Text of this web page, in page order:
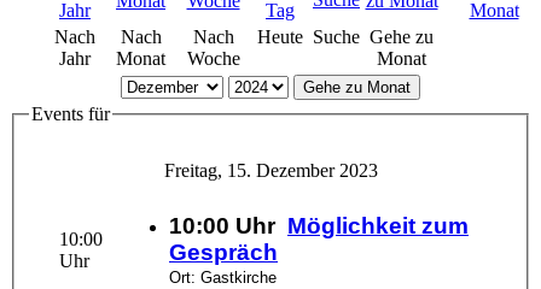
Nach
Jahr
Nach
Monat
Nach
Woche
Heute Suche Gehe zu
Monat
Gehe zu Monat
Events für
Freitag, 15. Dezember 2023
10:00
Uhr
10:00 Uhr Möglichkeit zum
Gespräch
Ort: Gastkirche